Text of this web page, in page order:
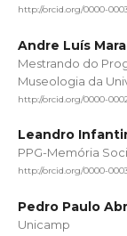
http://orcid.org/0000-
Andre Luís
Mestrando do
Museologia da
http://orcid.org/0000-
Leandro
PPG-Memória
http://orcid.org/0000-
Pedro Paulo
Unicamp